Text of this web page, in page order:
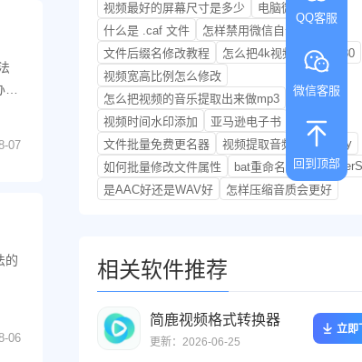
07
的
06
视频最好的屏幕尺寸是多少
电脑微信分身
什么是 .caf 文件
怎样禁用微信自动更新
文件后缀名修改教程
怎么把4k视频转换成1080
视频宽高比例怎么修改
怎么把视频的音乐提取出来做mp3
视频时间水印添加
亚马逊电子书
文件批量免费更名器
视频提取音频
Soundify
如何批量修改文件属性
bat重命名文件
是AAC好还是WAV好
怎样压缩音质会更好
相关软件推荐
简鹿视频格式转换器
更新：2026-06-25
立即
QQ客服
微信客服
回到顶部